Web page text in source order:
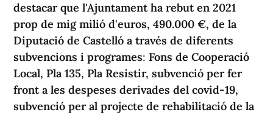
destacar que l'Ajuntament ha rebut en 2021
prop de mig milió d'euros, 490.000 €, de la
Diputació de Castelló a través de diferents
subvencions i programes: Fons de Cooperació
Local, Pla 135, Pla Resistir, subvenció per fer
front a les despeses derivades del covid-19,
subvenció per al projecte de rehabilitació de la